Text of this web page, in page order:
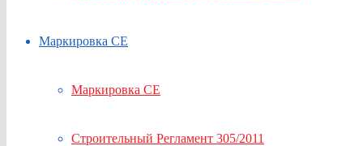
Маркировка СЕ
Маркировка СЕ
Строительный Регламент 305/2011